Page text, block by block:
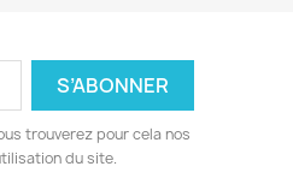
trouverez pour cela nos
du site.